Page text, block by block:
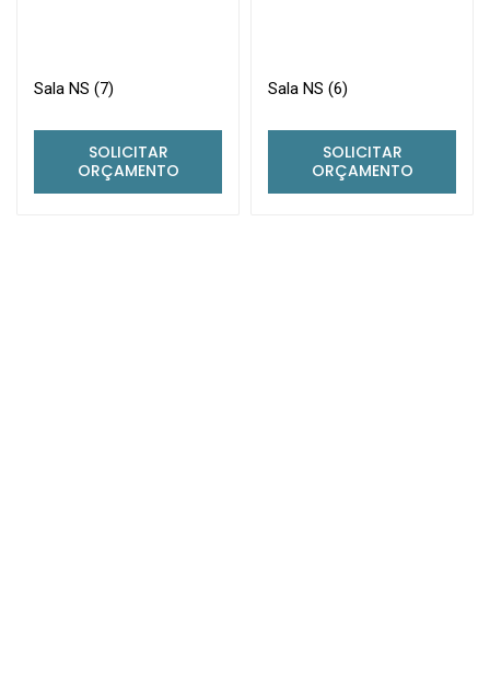
Sala NS (7)
SOLICITAR
ORÇAMENTO
Sala NS (6)
SOLICITAR
ORÇAMENTO